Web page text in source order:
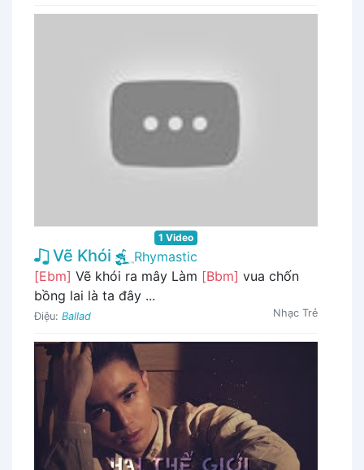
1 Video
Vẽ Khói
Rhymastic
[Ebm] Vẽ khói ra mây Làm [Bbm] vua chốn
bồng lai là ta đây ...
Điệu: Ballad Nhạc Trẻ